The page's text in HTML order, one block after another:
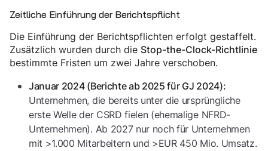
Zeitliche Einführung der Berichtspflicht
Die Einführung der Berichtspflichten erfolgt gestaffelt.
Zusätzlich wurden durch die Stop-the-Clock-Richtlinie
bestimmte Fristen um zwei Jahre verschoben.
Januar 2024 (Berichte ab 2025 für GJ 2024):
Unternehmen, die bereits unter die ursprüngliche
erste Welle der CSRD fielen (ehemalige NFRD-
Unternehmen). Ab 2027 nur noch für Unternehmen
mit >1.000 Mitarbeitern und >EUR 450 Mio. Umsatz.